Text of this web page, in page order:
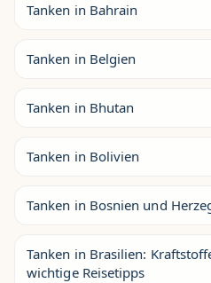
Tanken in Bahrain
Tanken in Belgien
Tanken in Bhutan
Tanken in Bolivien
Tanken in Bosnien und
Tanken in Brasilien:
wichtige Reisetipps